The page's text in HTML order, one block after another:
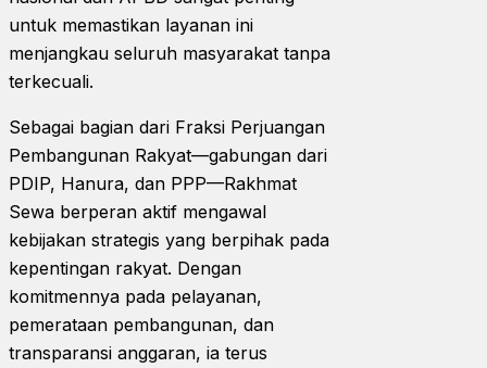
untuk memastikan layanan ini
menjangkau seluruh masyarakat tanpa
terkecuali.
Sebagai bagian dari Fraksi Perjuangan
Pembangunan Rakyat—gabungan dari
PDIP, Hanura, dan PPP—Rakhmat
Sewa berperan aktif mengawal
kebijakan strategis yang berpihak pada
kepentingan rakyat. Dengan
komitmennya pada pelayanan,
pemerataan pembangunan, dan
transparansi anggaran, ia terus